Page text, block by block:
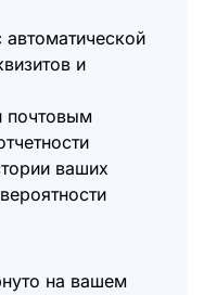
и
почтовым
ваших
на вашем